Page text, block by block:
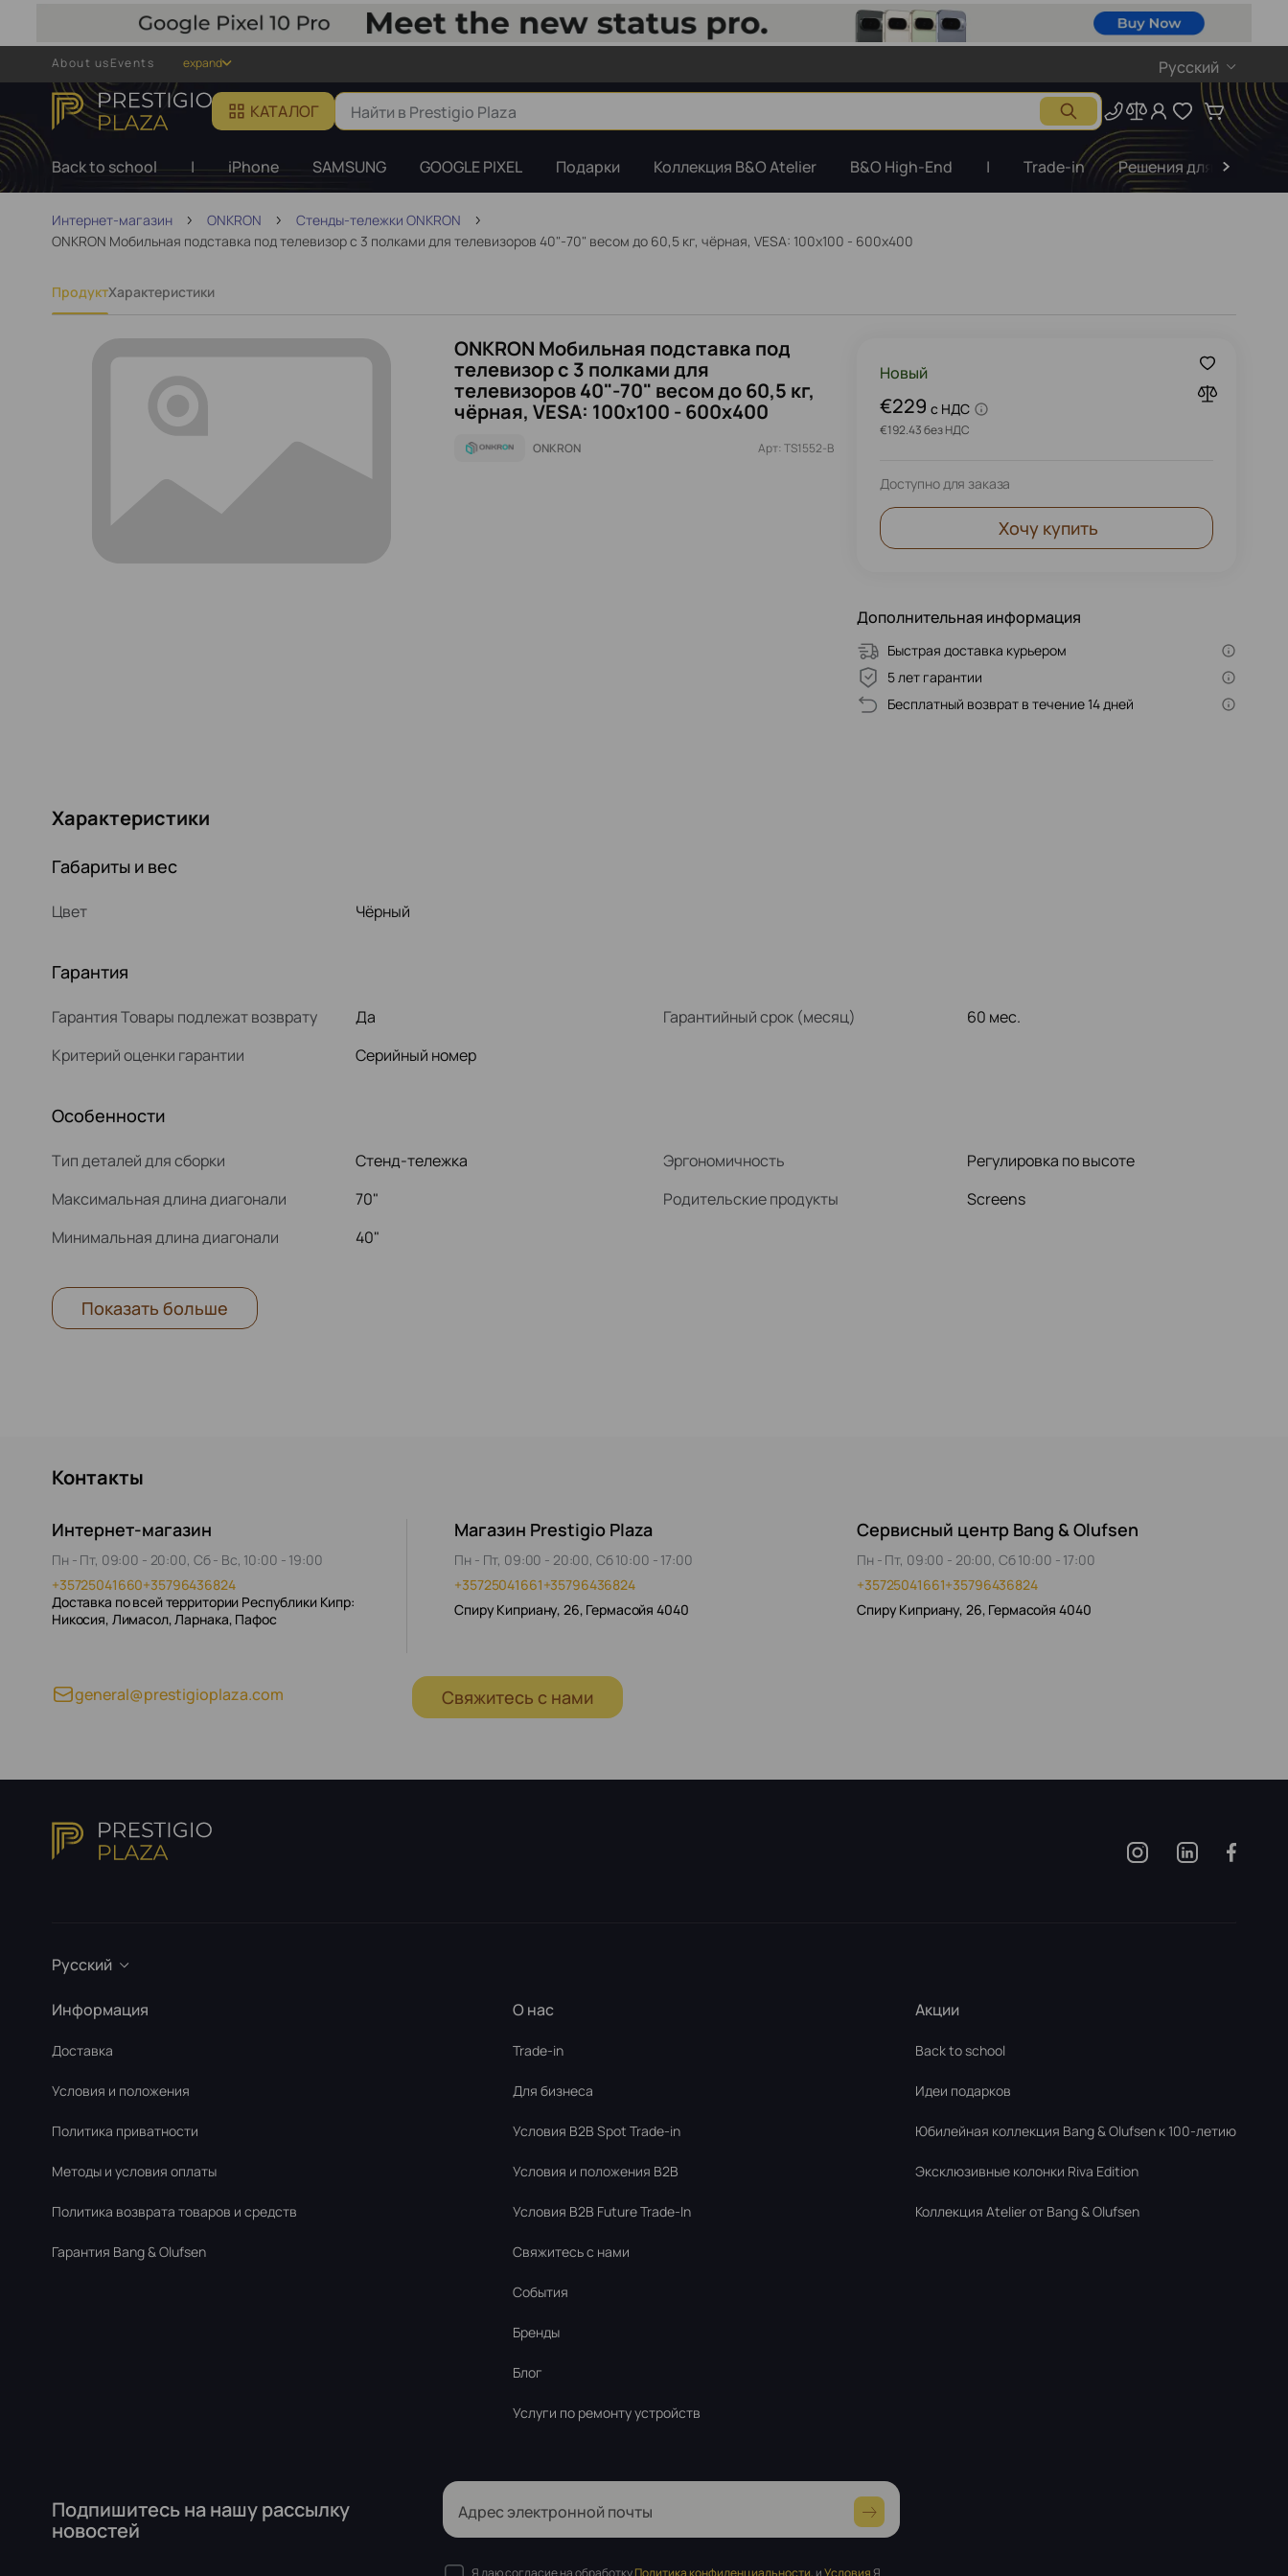
About usEvents expand Русский
КАТАЛОГ
Back to school | iPhone SAMSUNG GOOGLE PIXEL Подарки Коллекция B&O Atelier B&O High-End | Trade-in Решения для бизнеса
Интернет-магазин ONKRON
Стенды-тележки ONKRON
ONKRON Мобильная подставка под телевизор с 3 полками для телевизоров 40"-70" весом до 60,5 кг, чёрная, VESA: 100x100 - 600x400
ПродуктХарактеристики
ONKRON Мобильная подставка под
телевизор с 3 полками для
телевизоров 40"-70" весом до 60,5 кг,
чёрная, VESA: 100x100 - 600x400
ONKRON Арт: TS1552-B
Новый
€229 c НДС
€192.43 без НДС
Доступно для заказа
Хочу купить
Дополнительная информация
Быстрая доставка курьером
5 лет гарантии
Бесплатный возврат в течение 14 дней
Характеристики
Габариты и вес
Цвет Чёрный
Гарантия
Гарантия Товары подлежат возврату Да Гарантийный срок (месяц)
60 мес.
Критерий оценки гарантии
Серийный номер
Особенности
Тип деталей для сборки Стенд-тележка Эргономичность
Регулировка по высоте
Максимальная длина диагонали
70" Родительские продукты
Screens
Минимальная длина диагонали
40"
Показать больше
Контакты
Интернет-магазин
Пн - Пт, 09:00 - 20:00, Сб - Вс, 10:00 - 19:00
+35725041660+35796436824
Доставка по всей территории Республики Кипр:
Никосия, Лимасол, Ларнака, Пафос
Магазин Prestigio Plaza
Пн - Пт, 09:00 - 20:00, Сб 10:00 - 17:00
+35725041661+35796436824
Спиру Киприану, 26, Гермасойя 4040
Сервисный центр Bang & Olufsen
Пн - Пт, 09:00 - 20:00, Сб 10:00 - 17:00
+35725041661+35796436824
Спиру Киприану, 26, Гермасойя 4040
general@prestigioplaza.com Свяжитесь с нами
Русский
Информация
Доставка
Условия и положения
Политика приватности
Методы и условия оплаты
Политика возврата товаров и средств
Гарантия Bang & Olufsen
О нас
Trade-in
Для бизнеса
Условия В2В Spot Trade-in
Условия и положения B2B
Условия B2B Future Trade-In
Свяжитесь с нами
События
Бренды
Блог
Услуги по ремонту устройств
Акции
Back to school
Идеи подарков
Юбилейная коллекция Bang & Olufsen к 100-летию
Эксклюзивные колонки Riva Edition
Коллекция Atelier от Bang & Olufsen
Подпишитесь на нашу рассылку
новостей
Адрес электронной почты
Я даю согласие на обработкуПолитика конфиденциальности, иУсловияЯ